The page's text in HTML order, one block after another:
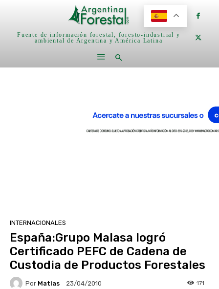
Fuente de información forestal, foresto-industrial y
ambiental de Argentina y América Latina
INTERNACIONALES
España:Grupo Malasa logró
Certificado PEFC de Cadena de
Custodia de Productos Forestales
Por Matias 23/04/2010 171